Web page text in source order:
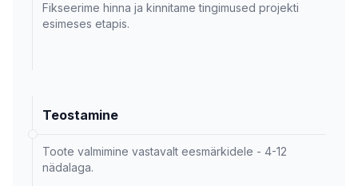
Fikseerime hinna ja kinnitame tingimused projekti
esimeses etapis.
Teostamine
Toote valmimine vastavalt eesmärkidele - 4-12
nädalaga.